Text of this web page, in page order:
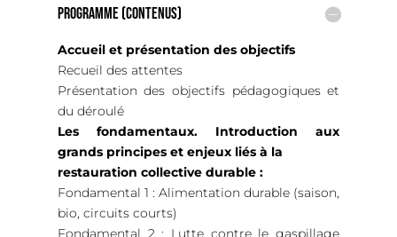
Programme (contenus)
Accueil et présentation des objectifs
Recueil des attentes
Présentation des objectifs pédagogiques et
du déroulé
Les fondamentaux. Introduction aux
grands principes et enjeux liés à la
restauration collective durable :
Fondamental 1 : Alimentation durable (saison,
bio, circuits courts)
Fondamental 2 : Lutte contre le gaspillage